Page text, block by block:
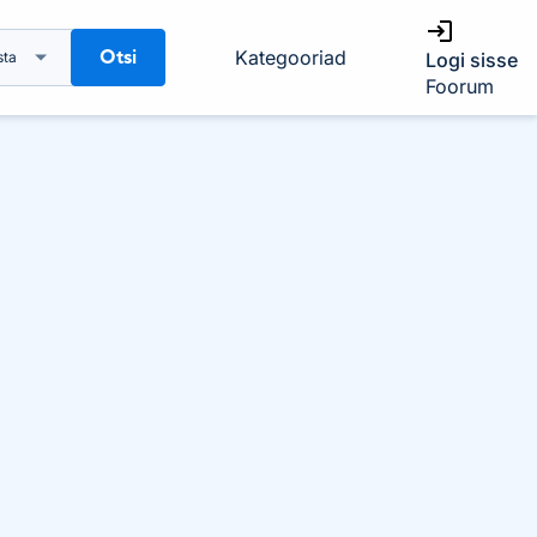
Otsi Kategooriad
Logi sisse
Foorum